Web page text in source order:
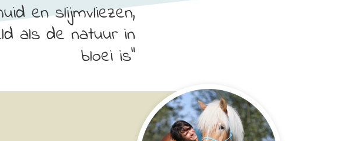
en slijmvliezen,
als de natuur in
bloei is